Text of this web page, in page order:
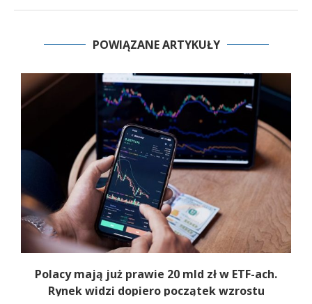
POWIĄZANE ARTYKUŁY
Polacy mają już prawie 20 mld zł w ETF-ach.
Rynek widzi dopiero początek wzrostu